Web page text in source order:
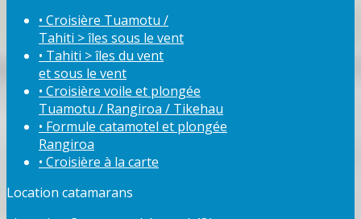
• Croisière Tuamotu /
Tahiti > îles sous le vent
• Tahiti > îles du vent
et sous le vent
• Croisière voile et plongée
Tuamotu / Rangiroa / Tikehau
• Formule catamotel et plongée
Rangiroa
• Croisière à la carte
Location catamarans